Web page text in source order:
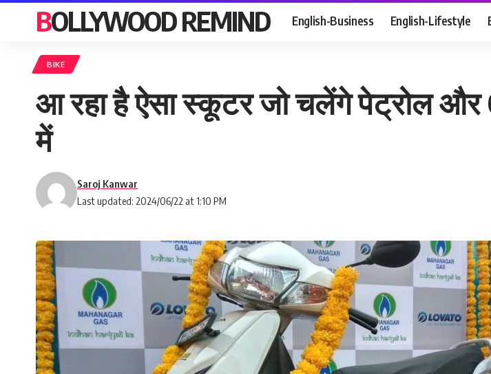
BOLLYWOOD REMIND English-Business English-Lifestyle
BIKE
आ रहा है ऐसा स्कूटर जो चलेंगे पेट्रोल और
में
Last updated: 2024/06/22 at 1:10 PM
Saroj Kanwar